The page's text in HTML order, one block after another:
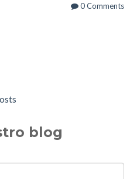
0 Comments
blog